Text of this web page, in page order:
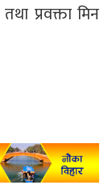
प्रवक्ता मिन